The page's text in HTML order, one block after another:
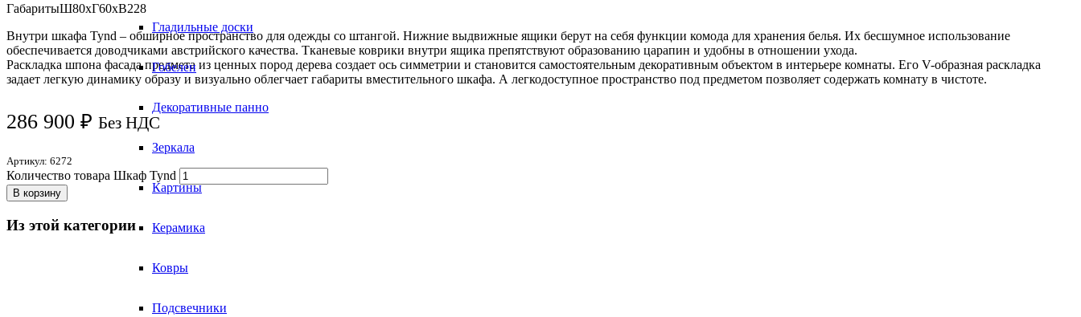
Гладильные доски
Гобелен
Декоративные панно
Зеркала
Картины
Керамика
Ковры
Подсвечники
ГабаритыШ80хГ60хВ228
Внутри шкафа Tynd – обширное пространство для одежды со штангой. Нижние выдвижные ящики берут на себя функции комода для хранения белья. Их бесшумное использование
обеспечивается доводчиками австрийского качества. Тканевые коврики внутри ящика препятствуют образованию царапин и удобны в отношении ухода.
Раскладка шпона фасада предмета из ценных пород дерева создает ось симметрии и становится самостоятельным декоративным объектом в интерьере комнаты. Его V-образная раскладка
задает легкую динамику образу и визуально облегчает габариты вместительного шкафа. А легкодоступное пространство под предметом позволяет содержать комнату в чистоте.
286 900 ₽ Без НДС
Артикул: 6272
Количество товара Шкаф Tynd
В корзину
Из этой категории